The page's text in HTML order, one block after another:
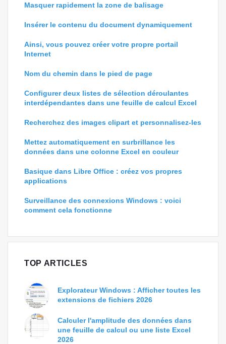
Masquer rapidement la zone de balisage
Insérer le contenu du document dynamiquement
Ainsi, vous pouvez créer votre propre portail
Internet
Nom du chemin dans le pied de page
Configurer deux listes de sélection déroulantes
interdépendantes dans une feuille de calcul Excel
Recherchez des images clipart et personnalisez-les
Mettez automatiquement en surbrillance les
données dans une colonne Excel en couleur
Basique dans Libre Office : créez vos propres
applications
Surveillance des connexions Windows : voici
comment cela fonctionne
TOP ARTICLES
Explorateur Windows : Afficher toutes les
extensions de fichiers 2026
Calculer l'amplitude des données dans
une feuille de calcul ou une liste Excel
2026